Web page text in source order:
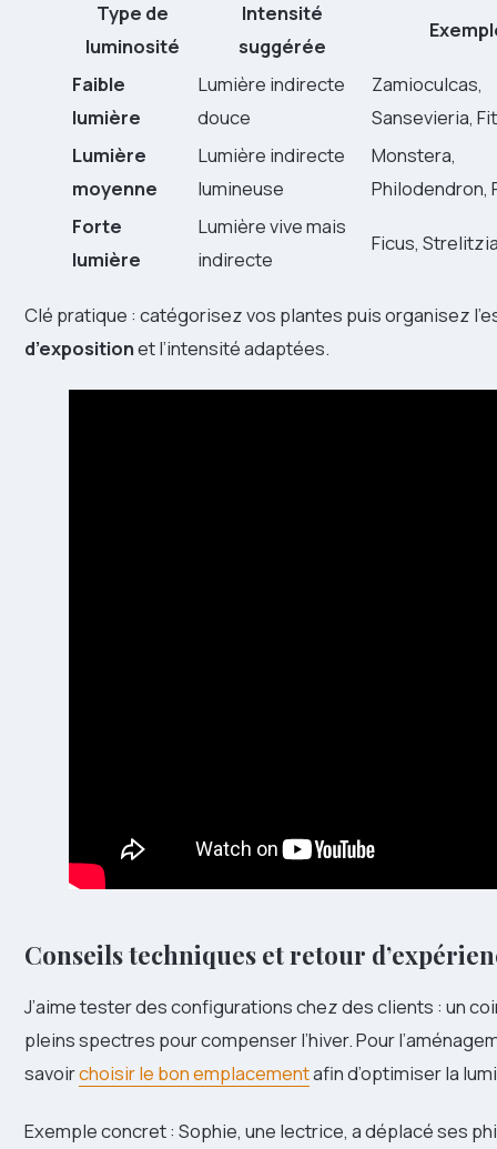
Type de
luminosité
Intensité
suggérée
Faible
lumière
Lumière indirecte
douce
Zamioculcas,
Sansevieria,
Lumière
moyenne
Lumière indirecte
lumineuse
Monstera,
Philodendron,
Forte
lumière
Lumière vive mais
indirecte
Ficus,
Clé pratique : catégorisez vos plantes puis organisez
d’expositionet l’intensité adaptées.
Conseils techniques et retour
J’aime tester des configurations chez des clients : un
pleins spectres pour compenser l’hiver. Pour
savoirchoisir le bon emplacementafin d’optimiser la
Exemple concret : Sophie, une lectrice, a déplacé ses